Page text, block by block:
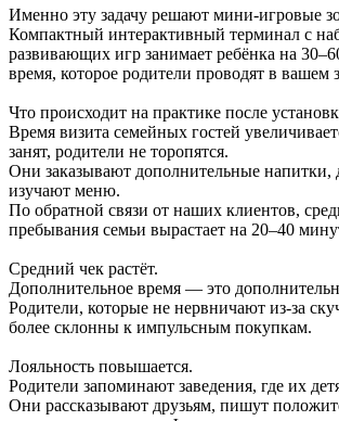
Именно эту задачу решают мини-игровые
Компактный интерактивный терминал с
развивающих игр занимает ребёнка на
время, которое родители проводят в вашем
Что происходит на практике после
Время визита семейных гостей
занят, родители не торопятся.
Они заказывают дополнительные напитки,
изучают меню.
По обратной связи от наших клиентов,
пребывания семьи вырастает на 20–40
Средний чек растёт.
Дополнительное время — это
Родители, которые не нервничают из-за
более склонны к импульсным покупкам.
Лояльность повышается.
Родители запоминают заведения, где их
Они рассказывают друзьям, пишут